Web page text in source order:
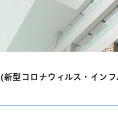
(新型コロナウィルス・イン